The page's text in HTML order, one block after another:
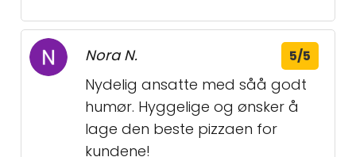
Nora N. 5/5
Nydelig ansatte med såå godt
humør. Hyggelige og ønsker å
lage den beste pizzaen for
kundene!